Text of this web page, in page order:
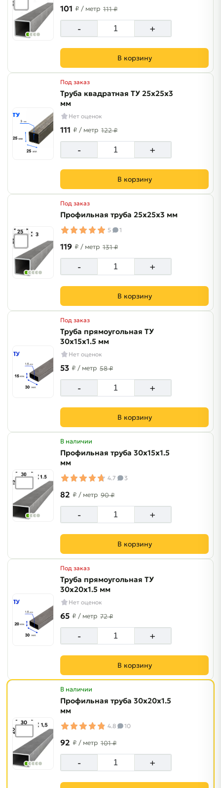
101 ₽ / метр 111 ₽
- +
В корзину
Под заказ
Труба квадратная ТУ 25х25х3
мм
Нет оценок
111 ₽ / метр 122 ₽
- +
В корзину
Под заказ
Профильная труба 25х25х3 мм
5 1
119 ₽ / метр 131 ₽
- +
В корзину
Под заказ
Труба прямоугольная ТУ
30х15х1.5 мм
Нет оценок
53 ₽ / метр 58 ₽
- +
В корзину
В наличии
Профильная труба 30х15х1.5
мм
4.7 3
82 ₽ / метр 90 ₽
- +
В корзину
Под заказ
Труба прямоугольная ТУ
30х20х1.5 мм
Нет оценок
65 ₽ / метр 72 ₽
- +
В корзину
В наличии
Профильная труба 30х20х1.5
мм
4.8 10
92 ₽ / метр 101 ₽
- +